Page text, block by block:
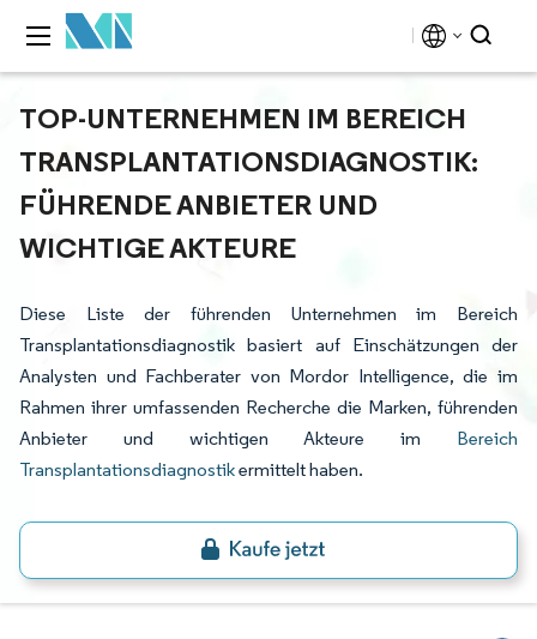
TOP-UNTERNEHMEN IM BEREICH
TRANSPLANTATIONSDIAGNOSTIK:
FÜHRENDE ANBIETER UND
WICHTIGE AKTEURE
Diese Liste der führenden Unternehmen im Bereich
Transplantationsdiagnostik basiert auf Einschätzungen der
Analysten und Fachberater von Mordor Intelligence, die im
Rahmen ihrer umfassenden Recherche die Marken, führenden
Anbieter und wichtigen Akteure im Bereich
Transplantationsdiagnostikermittelt haben.